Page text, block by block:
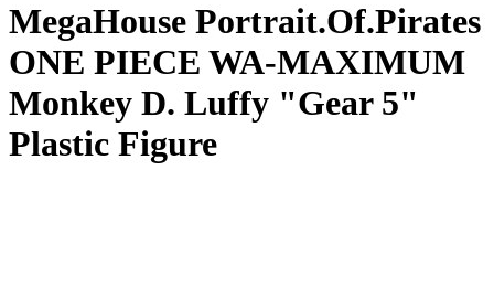
MegaHouse Portrait.Of.Pirates
ONE PIECE WA-MAXIMUM
Monkey D. Luffy "Gear 5"
Plastic Figure